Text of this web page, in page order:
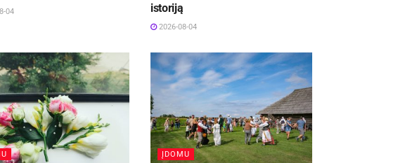
04
istoriją
2026-08-04
ĮDOMU